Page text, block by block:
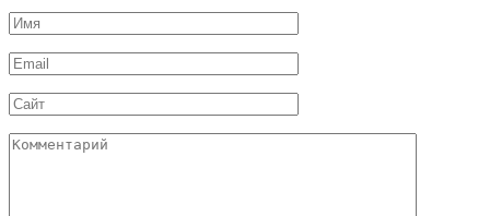
Имя
*
Email
*
Сайт
Комментарий